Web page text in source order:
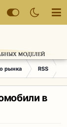
рынка RSS
в